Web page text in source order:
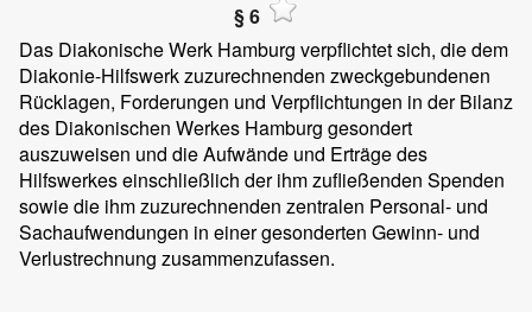
§ 6
Das Diakonische Werk Hamburg verpflichtet sich, die dem
Diakonie-Hilfswerk zuzurechnenden zweckgebundenen
Rücklagen, Forderungen und Verpflichtungen in der Bilanz
des Diakonischen Werkes Hamburg gesondert
auszuweisen und die Aufwände und Erträge des
Hilfswerkes einschließlich der ihm zufließenden Spenden
sowie die ihm zuzurechnenden zentralen Personal- und
Sachaufwendungen in einer gesonderten Gewinn- und
Verlustrechnung zusammenzufassen.